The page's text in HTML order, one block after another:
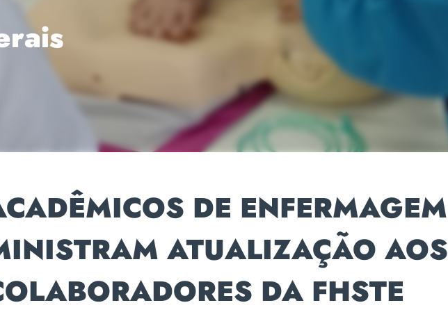
DE ENFERMAGEM
ATUALIZAÇÃO AOS
DA FHSTE